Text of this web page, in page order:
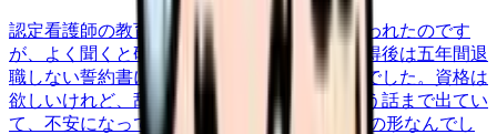
認定看護師の教育課程に行かせると上司に言われたのです
が、よく聞くと研修費は全額自己負担で、取得後は五年間退
職しない誓約書にサインしろという条件付きでした。資格は
欲しいけれど、辞めたら費用を全額返せという話まで出てい
て、不安になっています。 これは普通の支援の形なんでし